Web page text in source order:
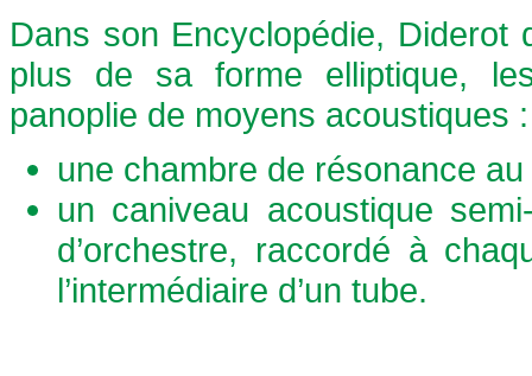
Dans son Encyclopédie,
plus de sa forme elliptique,
panoplie de moyens acoustiques :
une chambre de résonance
un caniveau acoustique
d’orchestre, raccordé à
l’intermédiaire d’un tube.